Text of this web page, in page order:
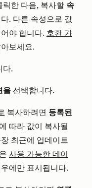
릭한 다음, 복사할 속
. 다른 속성으로 값
야 합니다. 호환 가
보세요.
다.
을 선택합니다.
복사하려면 등록된
따라 값이 복사될
최근에 업데이트
사용 가능한 데이
에만 표시됩니다.